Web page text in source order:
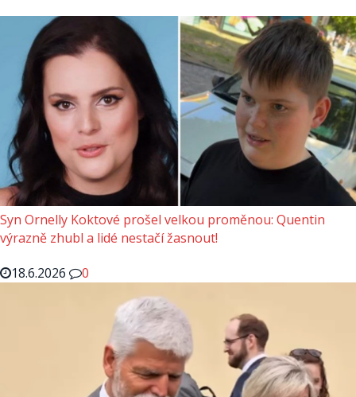
Syn Ornelly Koktové prošel velkou proměnou: Quentin
výrazně zhubl a lidé nestačí žasnout!
18.6.2026
0